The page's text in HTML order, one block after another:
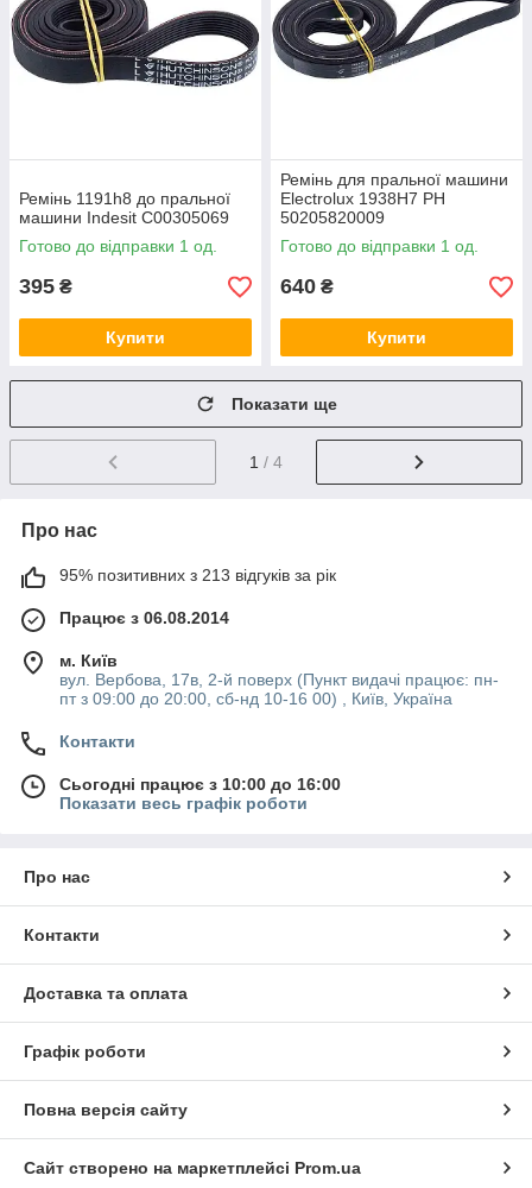
Ремінь 1191h8 до пральної
машини Indesit C00305069
Готово до відправки 1 од.
395 ₴
Купити
Ремінь для пральної машини
Electrolux 1938H7 PH
50205820009
Готово до відправки 1 од.
640 ₴
Купити
Показати ще
1 / 4
Про нас
95% позитивних з 213 відгуків за рік
Працює з 06.08.2014
м. Київ
вул. Вербова, 17в, 2-й поверх (Пункт видачі працює: пн-
пт з 09:00 до 20:00, сб-нд 10-16 00) , Київ, Україна
Контакти
Сьогодні працює з 10:00 до 16:00
Показати весь графік роботи
Про нас
Контакти
Доставка та оплата
Графік роботи
Повна версія сайту
Сайт створено на маркетплейсі Prom.ua